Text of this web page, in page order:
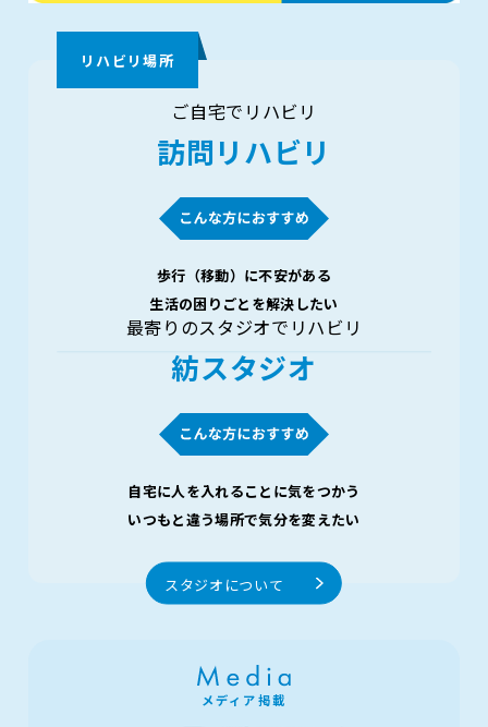
リハビリ場所
ご自宅でリハビリ
訪問リハビリ
歩行（移動）に不安がある
生活の困りごとを解決したい
最寄りのスタジオでリハビリ
紡スタジオ
自宅に人を入れることに気をつかう
いつもと違う場所で気分を変えたい
スタジオについて
メディア掲載